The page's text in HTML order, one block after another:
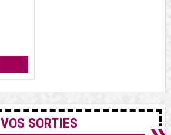
VOS SORTIES